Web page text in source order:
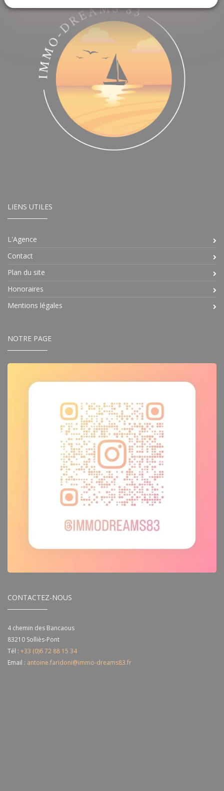
LIENS UTILES
L'Agence
Contact
Plan du site
Honoraires
Mentions légales
NOTRE PAGE
CONTACTEZ-NOUS
4 chemin des Bancaous
83210 Solliès-Pont
Tél : +33 (0)6 72 88 15 34
Email : antoine.faridoni@immo-dreams83.fr